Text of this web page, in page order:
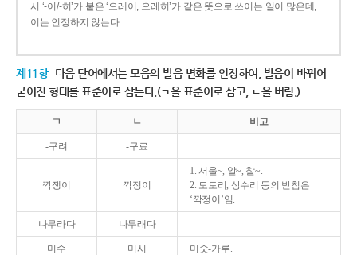
시 ‘-이/-히’가 붙은 ‘으레이, 으레히’가 같은 뜻으로 쓰이는 일이 많은데,
이는 인정하지 않는다.
제11항 다음 단어에서는 모음의 발음 변화를 인정하여, 발음이 바뀌어
굳어진 형태를 표준어로 삼는다.(ㄱ을 표준어로 삼고, ㄴ을 버림.)
ㄱ ㄴ 비고
-구려 -구료
깍쟁이 깍정이
1. 서울~, 알~, 찰~.
2. 도토리, 상수리 등의 받침은
‘깍정이’임.
나무라다 나무래다
미수 미시 미숫-가루.